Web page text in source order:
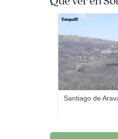
Santiago de
Estepa32